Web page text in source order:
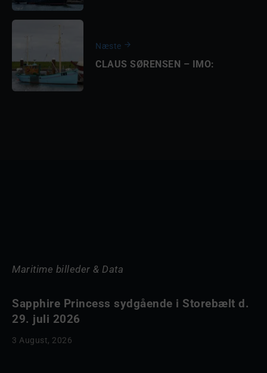
Næste
CLAUS SØRENSEN – IMO:
Maritime billeder & Data
Sapphire Princess sydgående i Storebælt d.
29. juli 2026
3 August, 2026